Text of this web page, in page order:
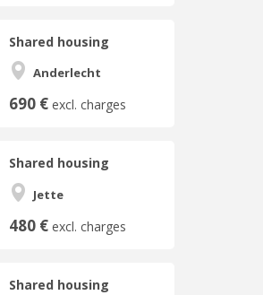
Shared housing
Anderlecht
690 € excl. charges
Shared housing
Jette
480 € excl. charges
Shared housing